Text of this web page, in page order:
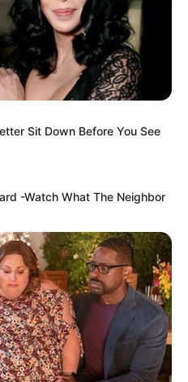
Sit Down Before You See
-Watch What The Neighbor